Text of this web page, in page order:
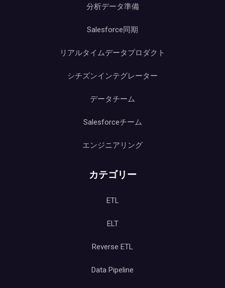
分析データ準備
Salesforce同期
リアルタイムデータプロダクト
シチズンインテグレーター
データチーム
Salesforceチーム
エンジニアリング
カテゴリー
ETL
ELT
Reverse ETL
Data Pipeline